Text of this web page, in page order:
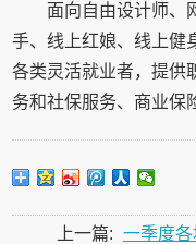
面向自由设计师、
手、线上红娘、线上健
各类灵活就业者，提供
务和社保服务、商业保
上一篇: 一季度